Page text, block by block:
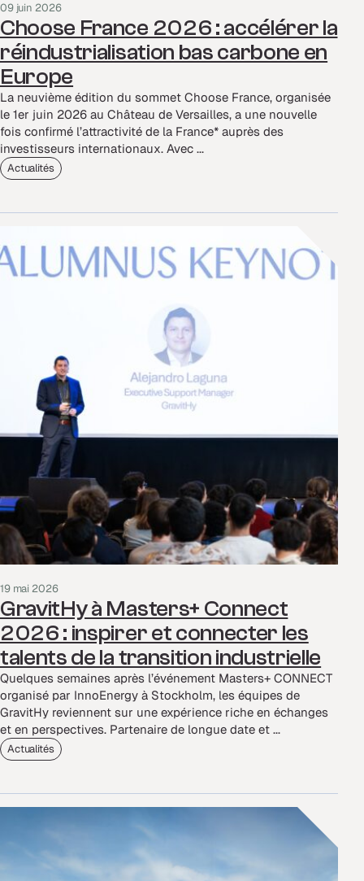
09 juin 2026
Choose France 2026 : accélérer la
réindustrialisation bas carbone en
Europe
La neuvième édition du sommet Choose France, organisée
le 1er juin 2026 au Château de Versailles, a une nouvelle
fois confirmé l’attractivité de la France* auprès des
investisseurs internationaux. Avec ...
Actualités
19 mai 2026
GravitHy à Masters+ Connect
2026 : inspirer et connecter les
talents de la transition industrielle
Quelques semaines après l’événement Masters+ CONNECT
organisé par InnoEnergy à Stockholm, les équipes de
GravitHy reviennent sur une expérience riche en échanges
et en perspectives. Partenaire de longue date et ...
Actualités